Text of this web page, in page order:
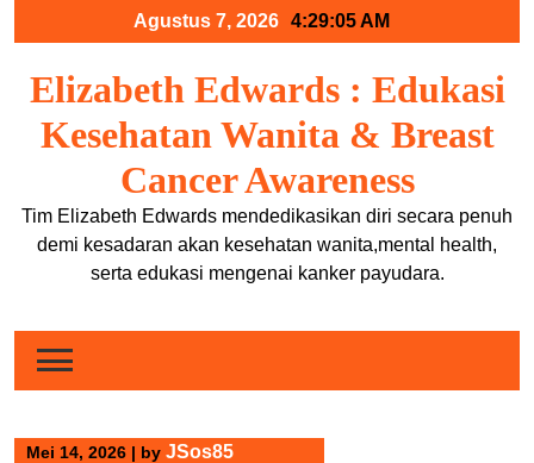
Agustus 7, 2026 4:29:05 AM
Elizabeth Edwards : Edukasi
Kesehatan Wanita & Breast
Cancer Awareness
Tim Elizabeth Edwards mendedikasikan diri secara penuh
demi kesadaran akan kesehatan wanita,mental health,
serta edukasi mengenai kanker payudara.
Mei 14, 2026 | by JSos85